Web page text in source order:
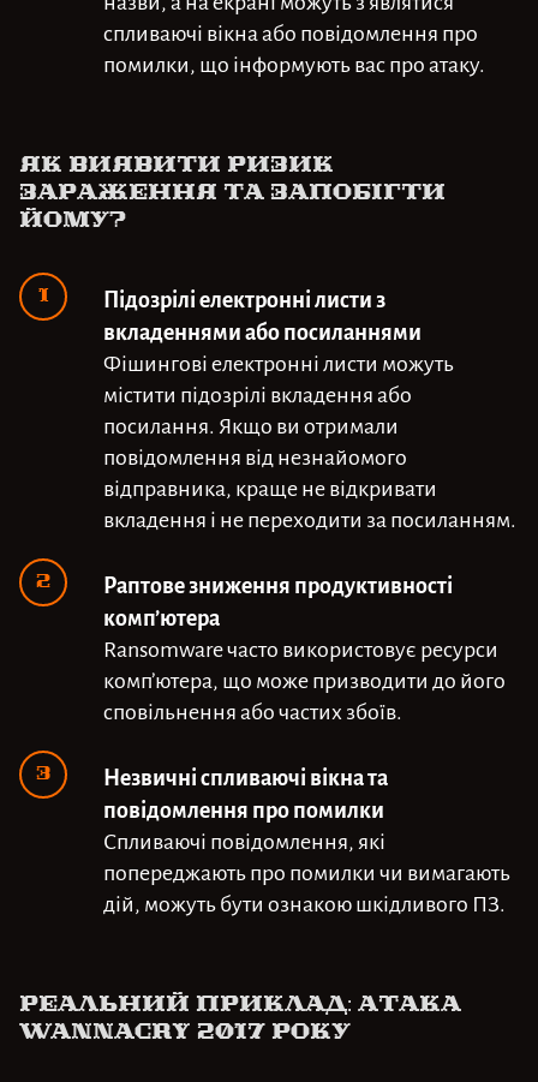
спливаючі вікна або повідомлення про
помилки, що інформують вас про атаку.
Як виявити ризик
зараження та запобігти
йому?
Підозрілі електронні листи з
вкладеннями або посиланнями
Фішингові електронні листи можуть
містити підозрілі вкладення або
посилання. Якщо ви отримали
повідомлення від незнайомого
відправника, краще не відкривати
вкладення і не переходити за посиланням.
Раптове зниження продуктивності
комп’ютера
Ransomware часто використовує ресурси
комп’ютера, що може призводити до його
сповільнення або частих збоїв.
Незвичні спливаючі вікна та
повідомлення про помилки
Спливаючі повідомлення, які
попереджають про помилки чи вимагають
дій, можуть бути ознакою шкідливого ПЗ.
Реальний приклад: атака
WannaCry 2017 року